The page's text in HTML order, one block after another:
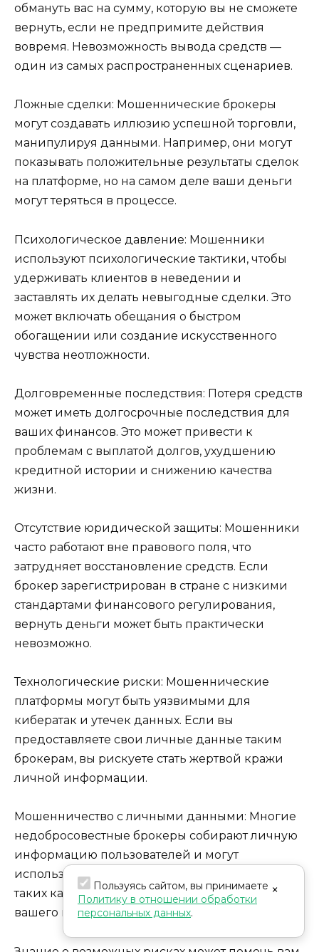
обмануть вас на сумму, которую вы не сможете
вернуть, если не предпримите действия
вовремя. Невозможность вывода средств —
один из самых распространенных сценариев.
Ложные сделки: Мошеннические брокеры
могут создавать иллюзию успешной торговли,
манипулируя данными. Например, они могут
показывать положительные результаты сделок
на платформе, но на самом деле ваши деньги
могут теряться в процессе.
Психологическое давление: Мошенники
используют психологические тактики, чтобы
удерживать клиентов в неведении и
заставлять их делать невыгодные сделки. Это
может включать обещания о быстром
обогащении или создание искусственного
чувства неотложности.
Долговременные последствия: Потеря средств
может иметь долгосрочные последствия для
ваших финансов. Это может привести к
проблемам с выплатой долгов, ухудшению
кредитной истории и снижению качества
жизни.
Отсутствие юридической защиты: Мошенники
часто работают вне правового поля, что
затрудняет восстановление средств. Если
брокер зарегистрирован в стране с низкими
стандартами финансового регулирования,
вернуть деньги может быть практически
невозможно.
Технологические риски: Мошеннические
платформы могут быть уязвимыми для
кибератак и утечек данных. Если вы
предоставляете свои личные данные таким
брокерам, вы рискуете стать жертвой кражи
личной информации.
Мошенничество с личными данными: Многие
недобросовестные брокеры собирают личную
информацию пользователей и могут
использовать ее для мошеннических целей,
таких как открытие кредитных линий от
вашего имени.
×
Пользуясь сайтом, вы принимаете
Политику в отношении обработки
персональных данных.